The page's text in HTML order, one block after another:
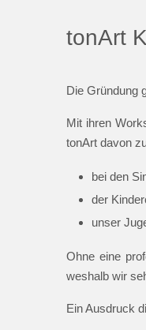
tonArt
Die Gründung
Mit ihren
tonArt davon
bei den
der
unser
Ohne eine
weshalb wir
Ein Ausdruck